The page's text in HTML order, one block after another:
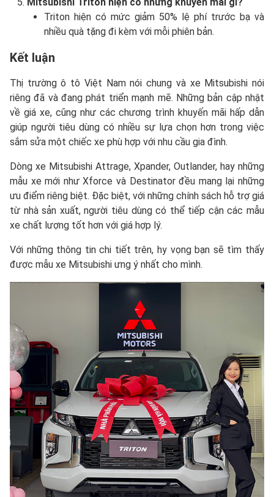
Triton hiện có mức giảm 50% lệ phí trước bạ và
nhiều quà tặng đi kèm với mỗi phiên bản.
Kết luận
Thị trường ô tô Việt Nam nói chung và xe Mitsubishi nói
riêng đã và đang phát triển mạnh mẽ. Những bản cập nhật
về giá xe, cũng như các chương trình khuyến mãi hấp dẫn
giúp người tiêu dùng có nhiều sự lựa chọn hơn trong việc
sắm sửa một chiếc xe phù hợp với nhu cầu gia đình.
Dòng xe Mitsubishi Attrage, Xpander, Outlander, hay những
mẫu xe mới như Xforce và Destinator đều mang lại những
ưu điểm riêng biệt. Đặc biệt, với những chính sách hỗ trợ giá
từ nhà sản xuất, người tiêu dùng có thể tiếp cận các mẫu
xe chất lượng tốt hơn với giá hợp lý.
Với những thông tin chi tiết trên, hy vọng bạn sẽ tìm thấy
được mẫu xe Mitsubishi ưng ý nhất cho mình.